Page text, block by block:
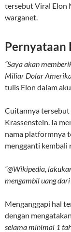
tersebut Viral Elon
warganet.
Pernyataan
“Saya akan
Miliar Dolar
tulis Elon dalam
Cuitannya tersebut
Krassenstein. Ia
nama platformnya
mengganti kembali
“@Wikipedia,
mengambil uang dari
Menganggapi hal
dengan mengatakan
selama minimal 1